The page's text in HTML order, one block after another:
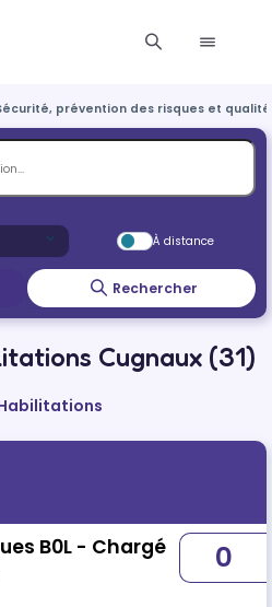
prévention des risques et qualité
À distance
Rechercher
Cugnaux (31)
B0L - Chargé
0